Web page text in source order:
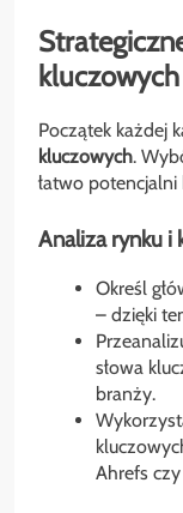
kluczowych
Początek każdej
kluczowych.
łatwo
Analiza rynku i
Określ
– dzięki
słowa
branży.
Ahrefs